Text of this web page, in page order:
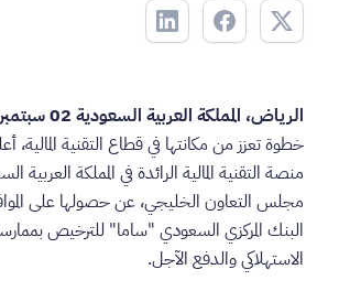
الرياض، المملكة العربية السعودية 02 سبتمبر 2024
خطوة تعزز من مكانتها في قطاع التقنية المالية،
منصة التقنية المالية الرائدة في المملكة العربية
مجلس التعاون الخليجي، عن حصولها على
البنك المركزي السعودي "ساما" للترخيص
الاستهلاكي والدفع الآجل.